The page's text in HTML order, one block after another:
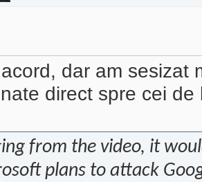
dar am sesizat
direct spre cei de
from the video, it
plans to attack